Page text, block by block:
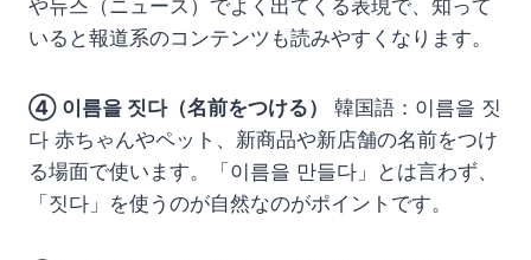
や뉴스（ニュース）でよく出てくる表現で、知って
いると報道系のコンテンツも読みやすくなります。
④ 이름을 짓다（名前をつける）
韓国語：이름을 짓
다 赤ちゃんやペット、新商品や新店舗の名前をつけ
る場面で使います。「이름을 만들다」とは言わず、
「짓다」を使うのが自然なのがポイントです。